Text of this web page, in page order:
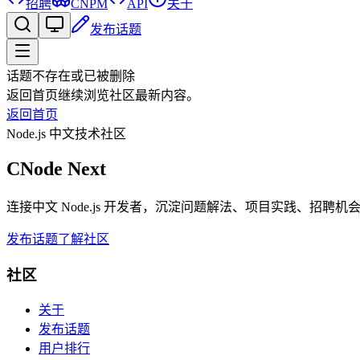
招聘 CNPM API
关于
发布话题
话题不存在或已被删除
返回首页继续浏览社区最新内容。
返回首页
Node.js 中文技术社区
CNode Next
连接中文 Node.js 开发者，沉淀问题解法、项目实践、招聘机会
发布话题了解社区
社区
关于
发布话题
用户排行